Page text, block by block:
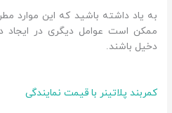
به یاد داشته باشید که این موارد
ممکن است عوامل دیگری در ایجاد
دخیل باشند.
کمربند پلاتینر با قیمت نمایندگی